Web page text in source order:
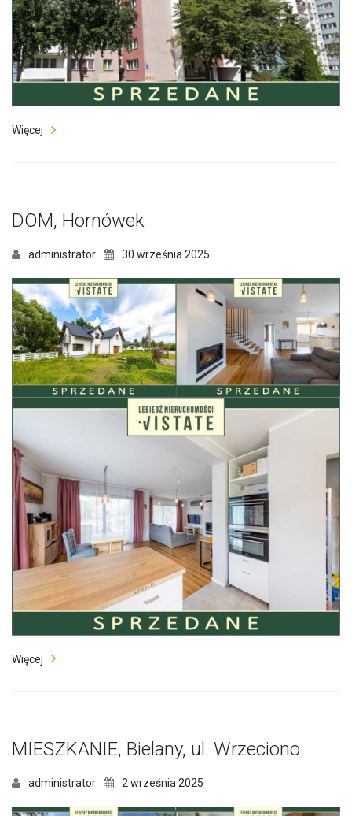
Więcej
DOM, Hornówek
administrator 30 września 2025
Więcej
MIESZKANIE, Bielany, ul. Wrzeciono
administrator 2 września 2025